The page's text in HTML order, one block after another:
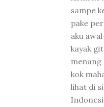
sampe
pake
aku
kayak
menang
kok
lihat di